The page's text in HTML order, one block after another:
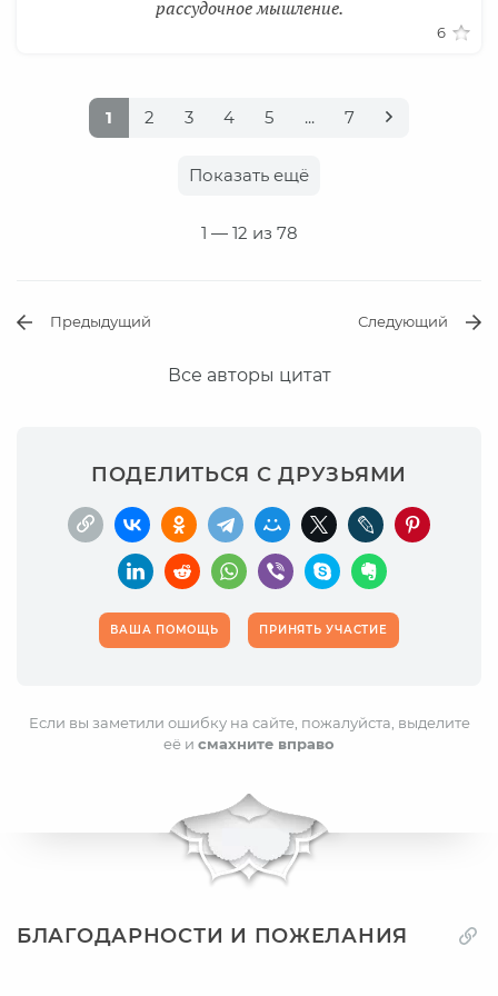
рассудочное мышление.
6
1 2 3 4 5 ... 7
Показать ещё
1 — 12 из 78
Предыдущий Следующий
Все авторы цитат
ПОДЕЛИТЬСЯ С ДРУЗЬЯМИ
ВАША ПОМОЩЬ ПРИНЯТЬ УЧАСТИЕ
Если вы заметили ошибку на сайте, пожалуйста, выделите
её и смахните вправо
БЛАГОДАРНОСТИ И ПОЖЕЛАНИЯ